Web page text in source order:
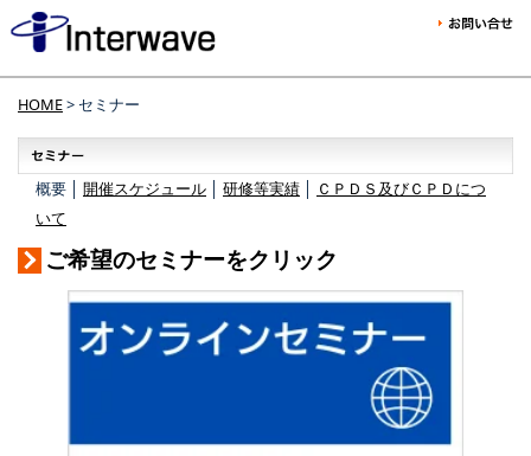
HOME> セミナー
概要 │ 開催スケジュール 研修等実績
ＣＰＤＳ及びＣＰＤにつ
いて
ご希望のセミナーをクリック